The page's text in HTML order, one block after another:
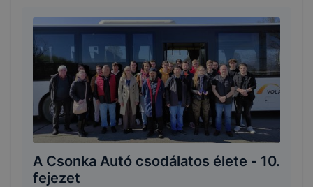
A Csonka Autó csodálatos élete - 10.
fejezet